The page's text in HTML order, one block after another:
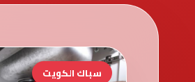
سباك الكويت